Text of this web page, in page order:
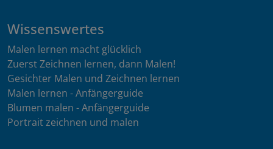
Wissenswertes
Malen lernen macht glücklich
Zuerst Zeichnen lernen, dann Malen!
Gesichter Malen und Zeichnen lernen
Malen lernen - Anfängerguide
Blumen malen - Anfängerguide
Portrait zeichnen und malen